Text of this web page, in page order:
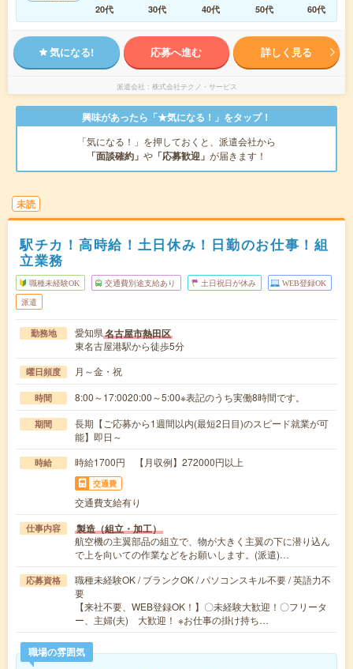
20代
30代 40代 50代 60代
気になる! 応募へ進む 詳しく見る
派遣会社 株式会社テクノ・サービス
興味があったら「★気になる！」をタップ！
「気になる！」を押しておくと、派遣会社から
「面談確約」 や 「応募歓迎」 が届きます！
未読
駅チカ！高時給！土日休み！日勤のお仕事！組
立業務
職種未経験OK 交通費別途支給あり 土日祝日が休み WEB登録OK
派遣
勤務地 愛知県名古屋市熱田区
東名古屋港駅から徒歩5分
曜日頻度 月～金・祝
時間 8:00～17:0020:00～5:00※表記のうち実働8時間です。
期間
長期【ご応募から1週間以内(最短2日目)のスピード就業が可
能】即日～
時給 時給1700円 【月収例】272000円以上
交通費
交通費支給有り
仕事内容 製造（組立・加工）
航空機の主翼部品の組立で、物が大きく主翼の下に潜り込ん
で上を向いての作業などをお願いします。(派遣)…
応募資格
職種未経験OK / ブランクOK / パソコンスキル不要 / 英語力不
要
【来社不要、WEB登録OK！】〇未経験大歓迎！〇フリータ
ー、主婦(夫) 大歓迎！ ※お仕事の掛け持ち…
職場の雰囲気